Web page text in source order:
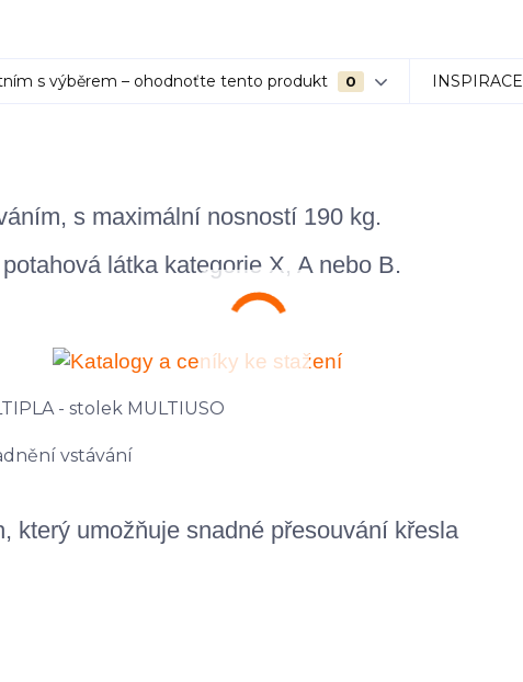
s výběrem – ohodnoťte tento produkt 0 INSPIRACE
s maximální nosností 190 kg.
potahová látka kategorie X, A nebo B.
který umožňuje snadné přesouvání křesla